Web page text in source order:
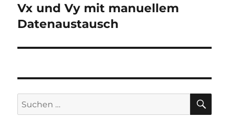
Beitrag:
Vx und Vy mit manuellem
Datenaustausch
Suchen
nach: